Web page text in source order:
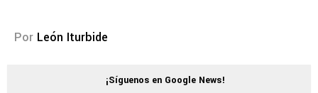
Por León Iturbide
¡Síguenos en Google News!